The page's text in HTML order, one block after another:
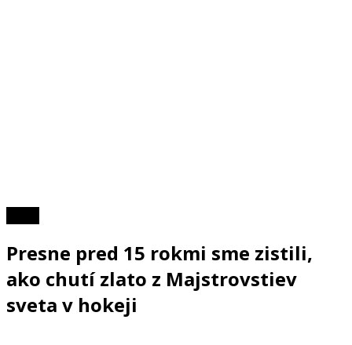
Presne pred 15 rokmi sme zistili,
ako chutí zlato z Majstrovstiev
sveta v hokeji